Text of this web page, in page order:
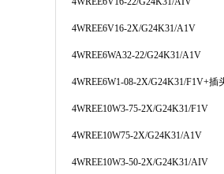
4WREE6V16-2X/G24K31/A1V
4WREE6WA32-22/G24K31/A1V
4WREE6W1-08-2X/G24K31/F1V+插
4WREE10W3-75-2X/G24K31/F1V
4WREE10W75-2X/G24K31/A1V
4WREE10W3-50-2X/G24K31/AIV